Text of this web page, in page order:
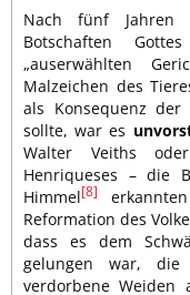
Nach fünf Jahren
Botschaften
„auserwählten
Malzeichen des
als Konsequenz der
sollte, war es
Walter Veiths
Henriqueses – die
Himmel[8]
Reformation des
dass es dem
gelungen war,
verdorbene